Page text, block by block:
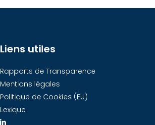
Liens utiles
Rapports de Transparence
Mentions légales
Politique de Cookies (EU)
Lexique